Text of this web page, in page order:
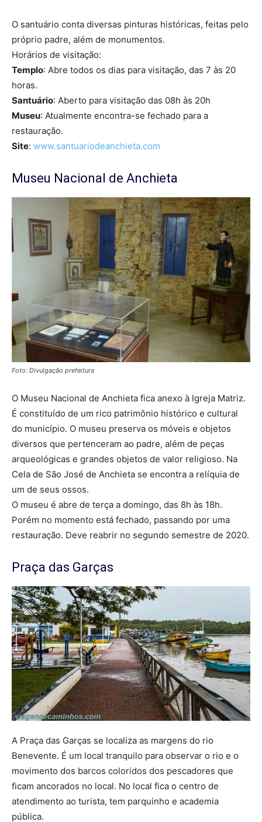
O santuário conta diversas pinturas históricas, feitas pelo
próprio padre, além de monumentos.
Horários de visitação:
Templo: Abre todos os dias para visitação, das 7 às 20
horas.
Santuário: Aberto para visitação das 08h às 20h
Museu: Atualmente encontra-se fechado para a
restauração.
Site: www.santuariodeanchieta.com
Museu Nacional de Anchieta
Foto: Divulgação prefeitura
O Museu Nacional de Anchieta fica anexo à Igreja Matriz.
É constituído de um rico patrimônio histórico e cultural
do município. O museu preserva os móveis e objetos
diversos que pertenceram ao padre, além de peças
arqueológicas e grandes objetos de valor religioso. Na
Cela de São José de Anchieta se encontra a relíquia de
um de seus ossos.
O museu é abre de terça a domingo, das 8h às 18h.
Porém no momento está fechado, passando por uma
restauração. Deve reabrir no segundo semestre de 2020.
Praça das Garças
A Praça das Garças se localiza as margens do rio
Benevente. É um local tranquilo para observar o rio e o
movimento dos barcos coloridos dos pescadores que
ficam ancorados no local. No local fica o centro de
atendimento ao turista, tem parquinho e academia
pública.